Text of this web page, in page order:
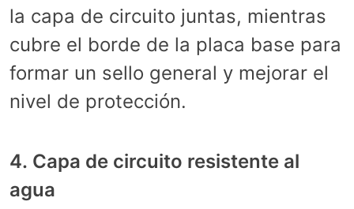
la capa de circuito juntas, mientras
cubre el borde de la placa base para
formar un sello general y mejorar el
nivel de protección.
4. Capa de circuito resistente al
agua